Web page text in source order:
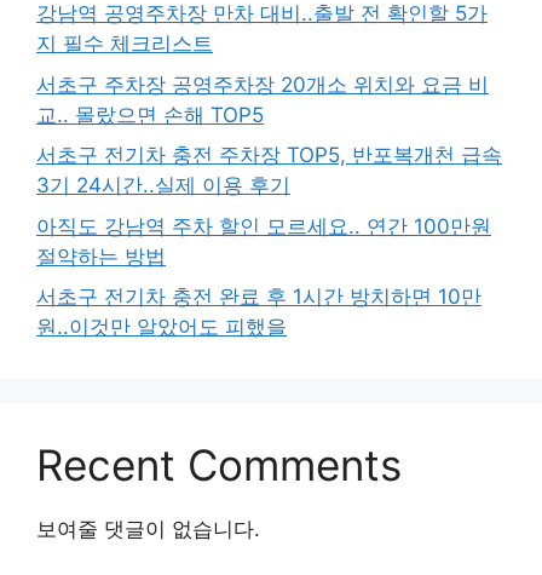
강남역 공영주차장 만차 대비..출발 전 확인할 5가
지 필수 체크리스트
서초구 주차장 공영주차장 20개소 위치와 요금 비
교.. 몰랐으면 손해 TOP5
서초구 전기차 충전 주차장 TOP5, 반포복개천 급속
3기 24시간..실제 이용 후기
아직도 강남역 주차 할인 모르세요.. 연간 100만원
절약하는 방법
서초구 전기차 충전 완료 후 1시간 방치하면 10만
원..이것만 알았어도 피했을
Recent Comments
보여줄 댓글이 없습니다.